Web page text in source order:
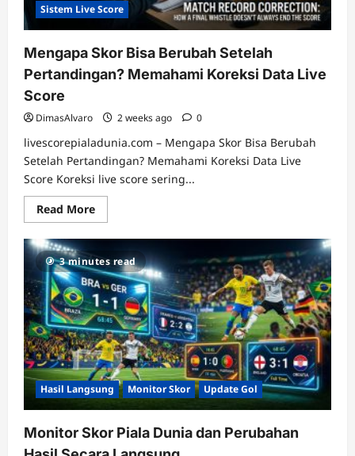
Sistem Live Score
Mengapa Skor Bisa Berubah Setelah
Pertandingan? Memahami Koreksi Data Live
Score
DimasAlvaro 2 weeks ago 0
livescorepialadunia.com – Mengapa Skor Bisa Berubah
Setelah Pertandingan? Memahami Koreksi Data Live
Score Koreksi live score sering...
Read MoreRead
more
Mengapa
Skor
Bisa
Berubah
Setelah
Pertandingan?
Memahami
Koreksi
Data
Live
Score
3 minutes read
Hasil Langsung Monitor Skor Update Gol
Monitor Skor Piala Dunia dan Perubahan